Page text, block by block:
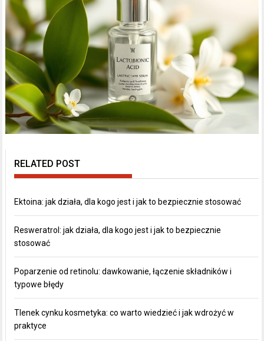
RELATED POST
Ektoina: jak działa, dla kogo jest i jak to bezpiecznie stosować
Resweratrol: jak działa, dla kogo jest i jak to bezpiecznie
stosować
Poparzenie od retinolu: dawkowanie, łączenie składników i
typowe błędy
Tlenek cynku kosmetyka: co warto wiedzieć i jak wdrożyć w
praktyce